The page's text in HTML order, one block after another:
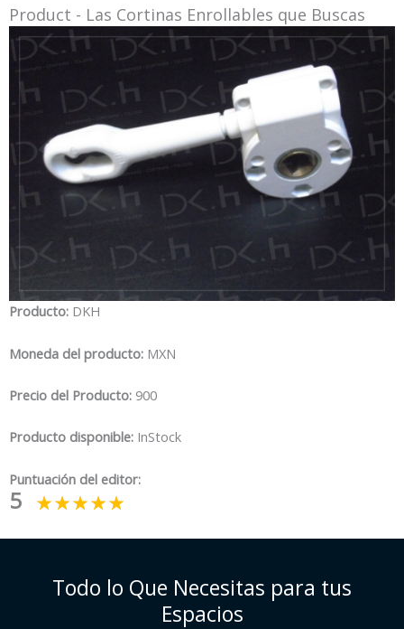
Product - Las Cortinas Enrollables que Buscas
Producto: DKH
Moneda del producto: MXN
Precio del Producto: 900
Producto disponible: InStock
Puntuación del editor:
5
Todo lo Que Necesitas para tus
Espacios